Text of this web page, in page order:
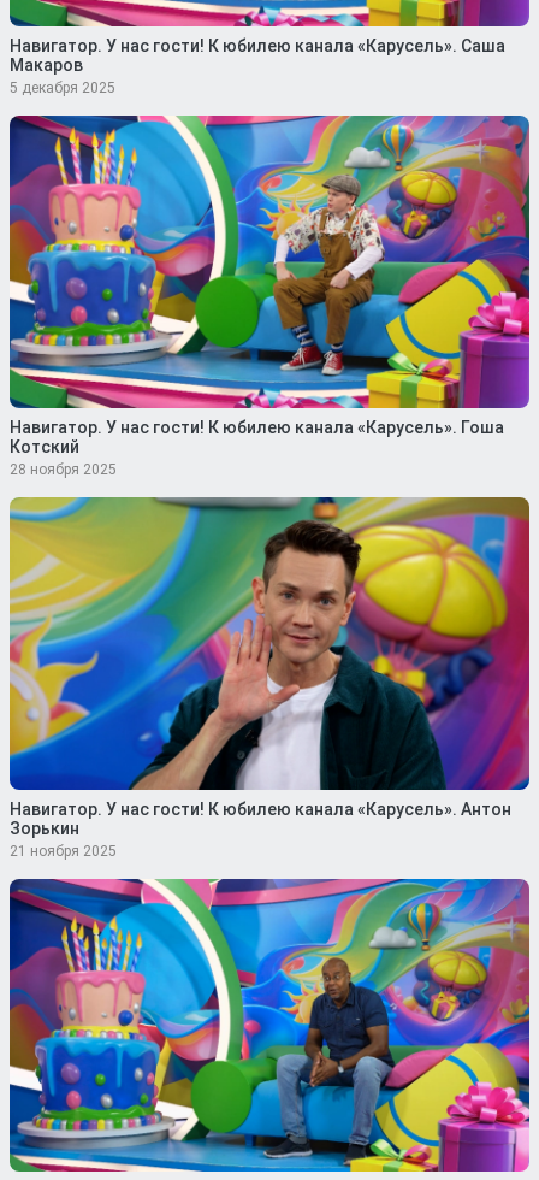
Навигатор. У нас гости! К юбилею канала «Карусель». Саша
Макаров
5 декабря 2025
Навигатор. У нас гости! К юбилею канала «Карусель». Гоша
Котский
28 ноября 2025
Навигатор. У нас гости! К юбилею канала «Карусель». Антон
Зорькин
21 ноября 2025